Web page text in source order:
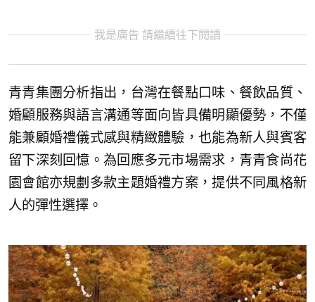
我是廣告 請繼續往下閱讀
青青集團分析指出，台灣在餐點口味、餐飲品質、
婚顧服務與語言溝通等面向皆具備明顯優勢，不僅
能兼顧婚禮儀式感與精緻體驗，也能為新人與賓客
留下深刻回憶。為回應多元市場需求，青青食尚花
園會館亦規劃多款主題婚禮方案，提供不同風格新
人的彈性選擇。